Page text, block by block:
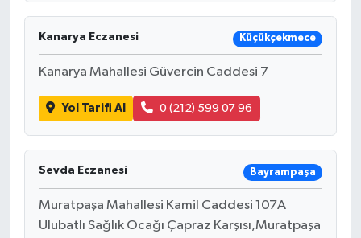
Kanarya Eczanesi Küçükçekmece
Kanarya Mahallesi Güvercin Caddesi 7
Yol Tarifi Al 0 (212) 599 07 96
Sevda Eczanesi Bayrampaşa
Muratpaşa Mahallesi Kamil Caddesi 107A
Ulubatlı Sağlık Ocağı Çapraz Karşısı,Muratpaşa